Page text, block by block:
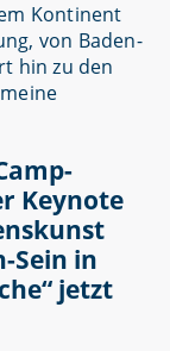
Kontinent
von Baden-
hin zu den
Keynote
Sein in
jetzt